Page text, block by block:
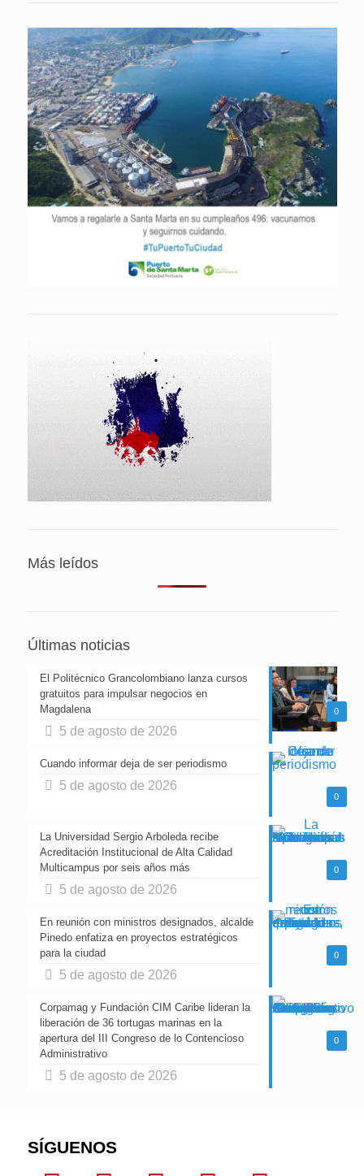
Más leídos
Últimas noticias
0
El Politécnico Grancolombiano lanza cursos
gratuitos para impulsar negocios en
Magdalena
5 de agosto de 2026
0
Cuando informar deja de ser periodismo
5 de agosto de 2026
0
La Universidad Sergio Arboleda recibe
Acreditación Institucional de Alta Calidad
Multicampus por seis años más
5 de agosto de 2026
0
En reunión con ministros designados, alcalde
Pinedo enfatiza en proyectos estratégicos
para la ciudad
5 de agosto de 2026
0
Corpamag y Fundación CIM Caribe lideran la
liberación de 36 tortugas marinas en la
apertura del III Congreso de lo Contencioso
Administrativo
5 de agosto de 2026
SÍGUENOS